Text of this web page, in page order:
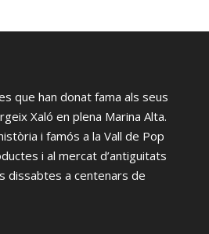
que han donat fama als seus
Xaló en plena Marina Alta.
i famós a la Vall de Pop
i al mercat d’antiguitats
dissabtes a centenars de